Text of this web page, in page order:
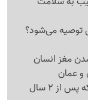
توصیه می‌شود؟
مغز انسان
و عمان
وداع اهالی سینما با مریم همتیان؛ بازیگری که پس از 2 سال